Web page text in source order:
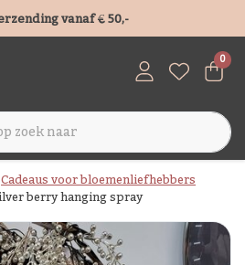
vanaf € 50,-
0
Cadeaus voor bloemenliefhebbers
berry hanging spray